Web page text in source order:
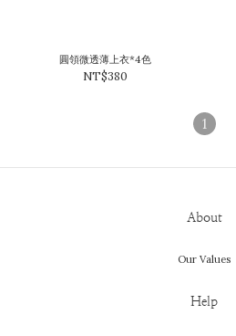
圓領微透薄上衣*4色
NT$380
1
About
Our Values
Help